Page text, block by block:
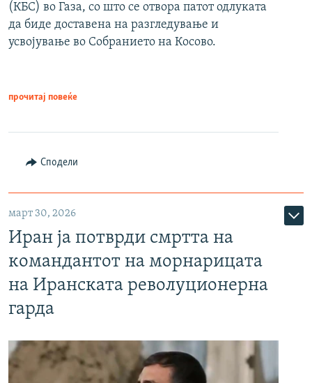
(КБС) во Газа, со што се отвора патот одлуката
да биде доставена на разгледување и
усвојување во Собранието на Косово.
прочитај повеќе
Сподели
март 30, 2026
Иран ја потврди смртта на
командантот на морнарицата
на Иранската револуционерна
гарда